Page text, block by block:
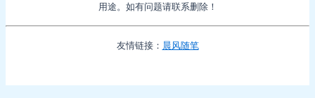
用途。如有问题请联系删除！
友情链接： 晨风随笔